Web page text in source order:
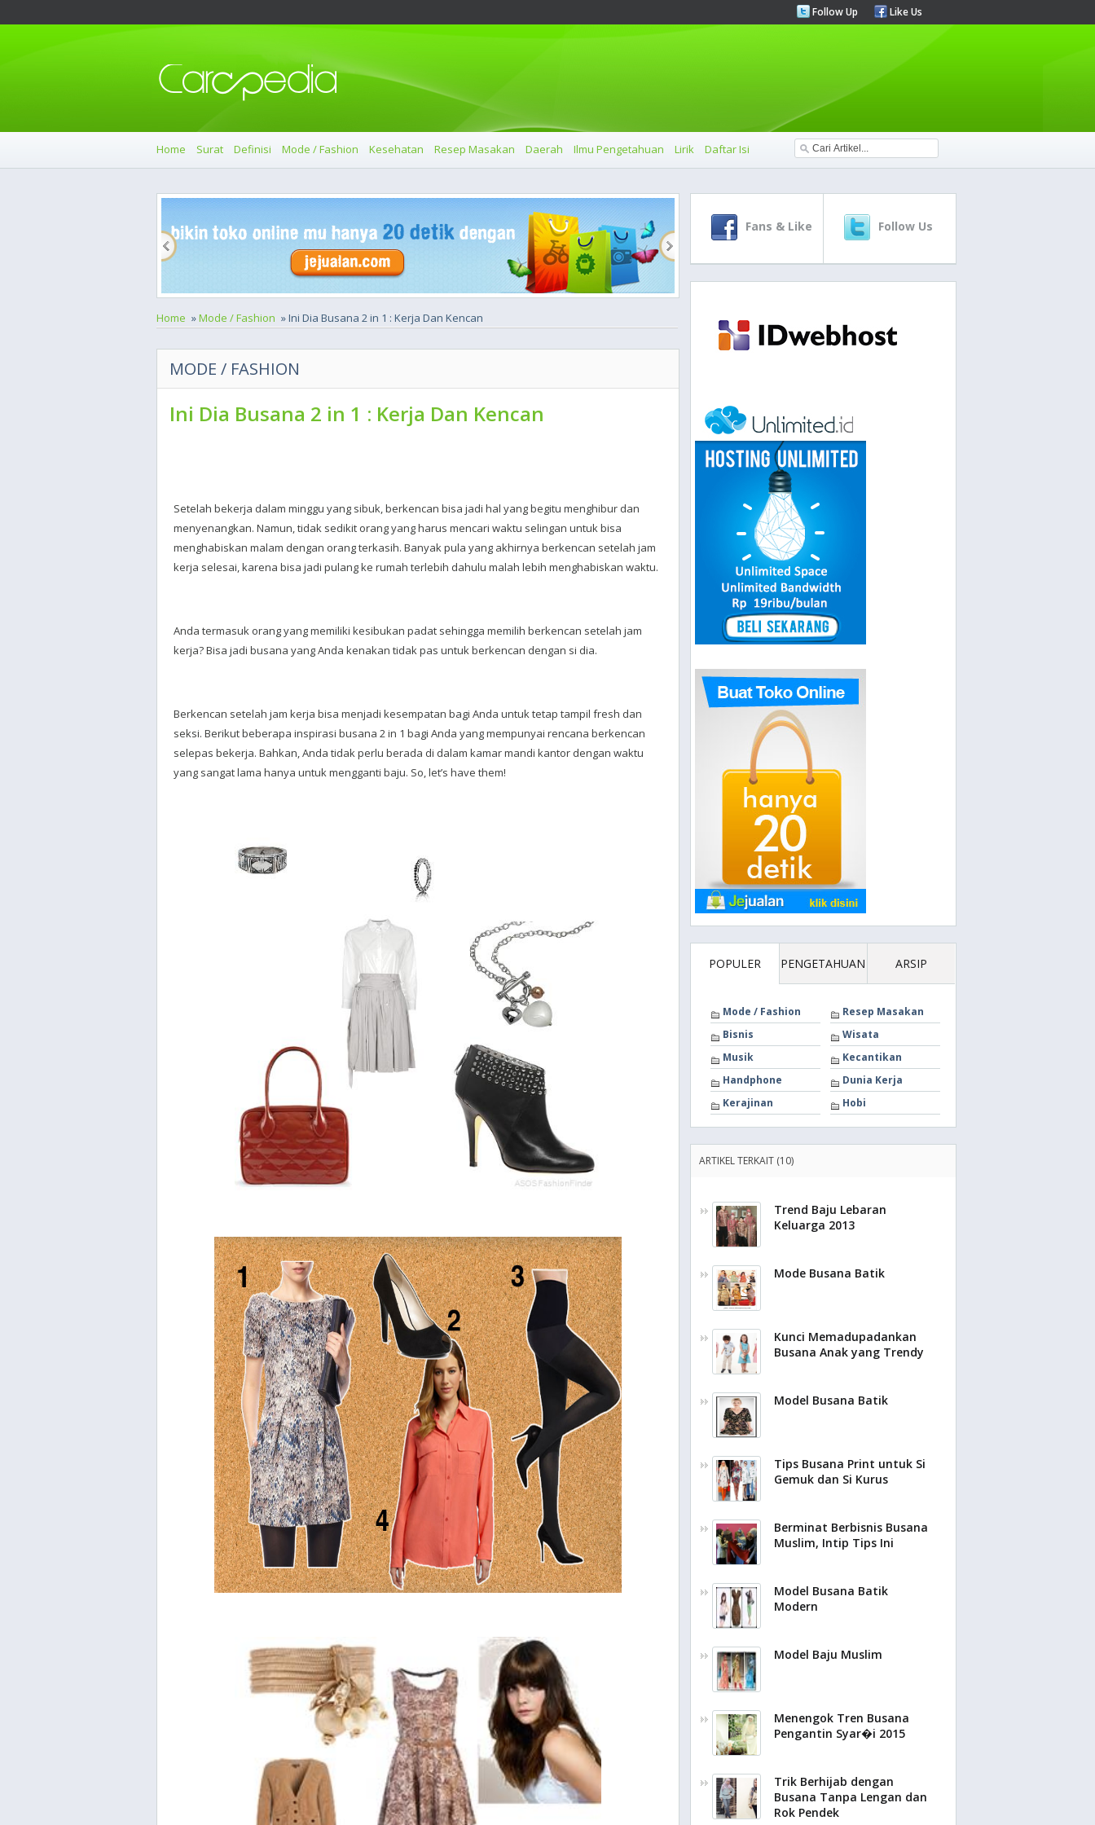
Follow Up Like Us
Home Surat Definisi Mode / Fashion Kesehatan Resep Masakan Daerah Ilmu Pengetahuan Lirik Daftar Isi
Home »Mode / Fashion » Ini Dia Busana 2 in 1 : Kerja Dan Kencan
MODE / FASHION
Ini Dia Busana 2 in 1 : Kerja Dan Kencan
Setelah bekerja dalam minggu yang sibuk, berkencan bisa jadi hal yang begitu menghibur dan
menyenangkan. Namun, tidak sedikit orang yang harus mencari waktu selingan untuk bisa
menghabiskan malam dengan orang terkasih. Banyak pula yang akhirnya berkencan setelah jam
kerja selesai, karena bisa jadi pulang ke rumah terlebih dahulu malah lebih menghabiskan waktu.
Anda termasuk orang yang memiliki kesibukan padat sehingga memilih berkencan setelah jam
kerja? Bisa jadi busana yang Anda kenakan tidak pas untuk berkencan dengan si dia.
Berkencan setelah jam kerja bisa menjadi kesempatan bagi Anda untuk tetap tampil fresh dan
seksi. Berikut beberapa inspirasi busana 2 in 1 bagi Anda yang mempunyai rencana berkencan
selepas bekerja. Bahkan, Anda tidak perlu berada di dalam kamar mandi kantor dengan waktu
yang sangat lama hanya untuk mengganti baju. So, let’s have them!
Fans & Like Follow Us
POPULER PENGETAHUAN ARSIP
Mode / Fashion
Resep Masakan
Bisnis
Wisata
Musik
Kecantikan
Handphone
Dunia Kerja
Kerajinan
Hobi
ARTIKEL TERKAIT (10)
Trend Baju Lebaran
Keluarga 2013
Mode Busana Batik
Kunci Memadupadankan
Busana Anak yang Trendy
Model Busana Batik
Tips Busana Print untuk Si
Gemuk dan Si Kurus
Berminat Berbisnis Busana
Muslim, Intip Tips Ini
Model Busana Batik
Modern
Model Baju Muslim
Menengok Tren Busana
Pengantin Syar�i 2015
Trik Berhijab dengan
Busana Tanpa Lengan dan
Rok Pendek